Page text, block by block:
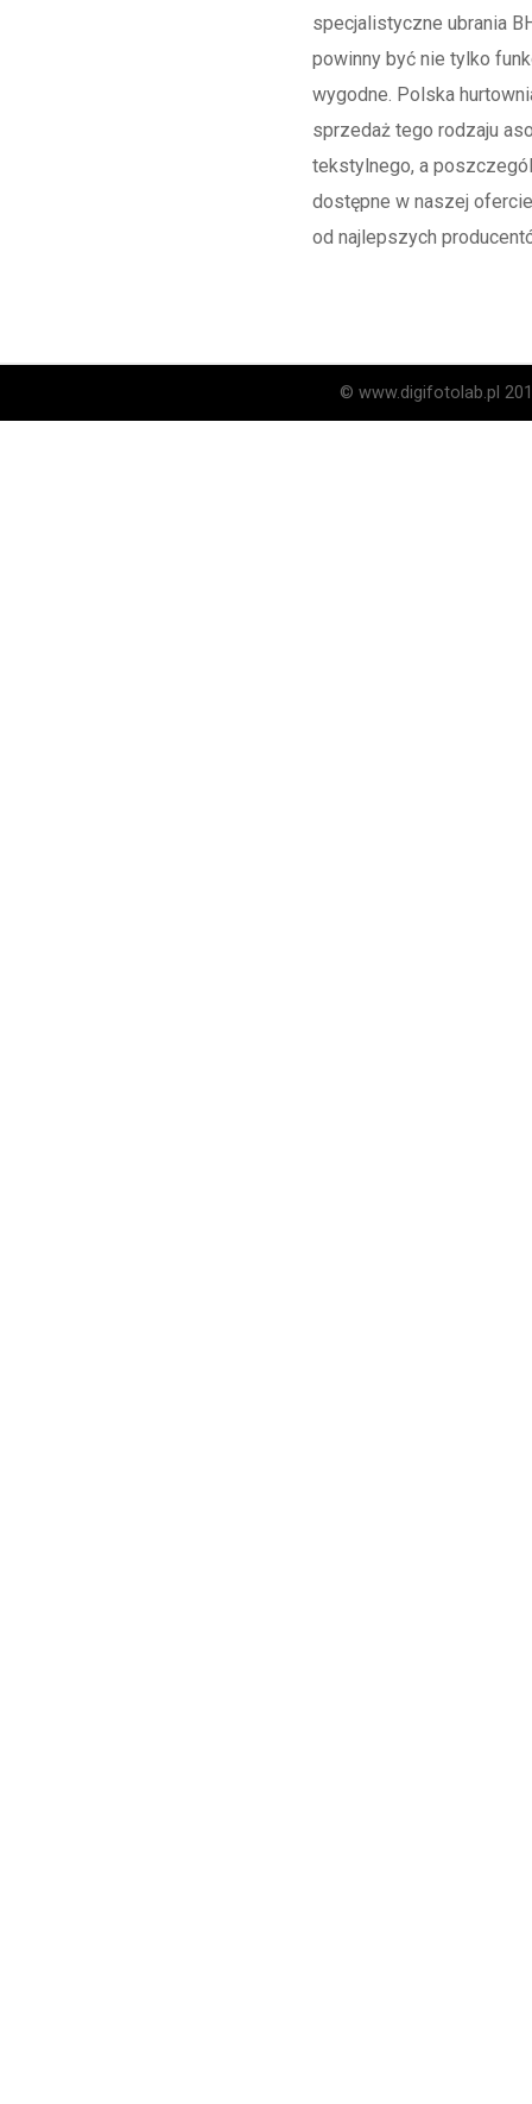
specjalistyczne ubrania
powinny być nie tylko
wygodne. Polska
sprzedaż tego rodzaju
tekstylnego, a
dostępne w naszej
od najlepszych
© www.digifotolab.pl